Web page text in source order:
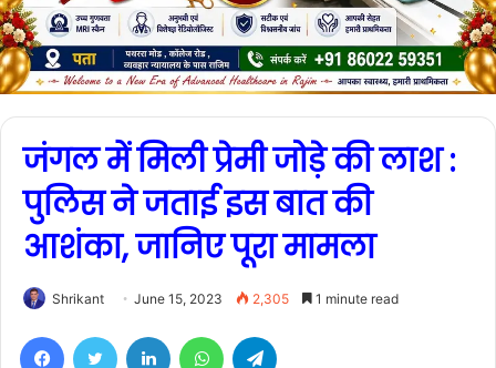
जंगल में मिली प्रेमी जोड़े की लाश :
पुलिस ने जताई इस बात की
आशंका, जानिए पूरा मामला
Shrikant June 15, 2023 2,305 1 minute read